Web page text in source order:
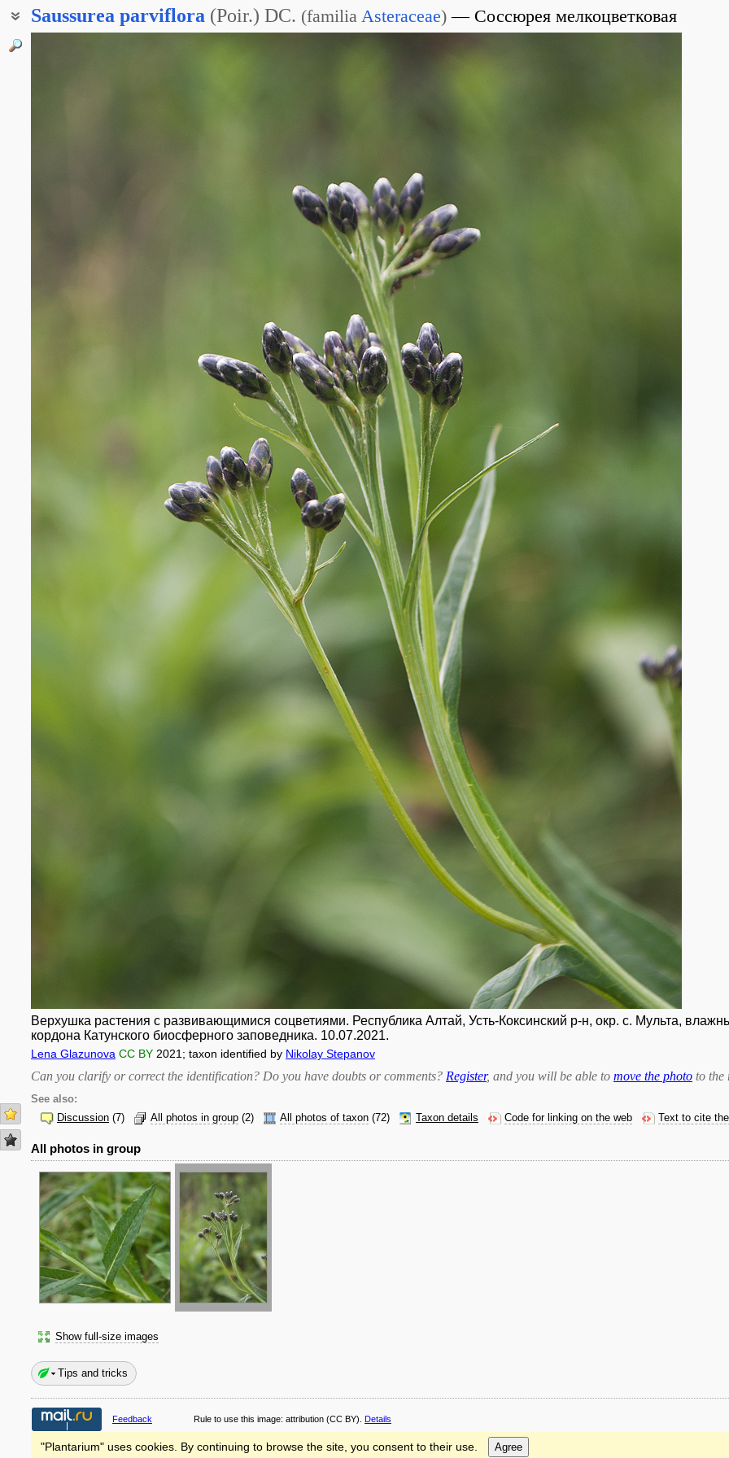
Saussurea parviflora (Poir.) DC. (familia Asteraceae) Соссюрея мелкоцветковая
Верхушка растения с развивающимися соцветиями. Республика Алтай, Усть-Коксинский р-н, окр. с. Мульта,
кордона Катунского биосферного заповедника. 10.07.2021.
Lena Glazunova CC BY 2021 ; taxon identified by Nikolay Stepanov
Can you clarify or correct the identification? Do you have doubts or comments? Register, and you will be able to move the photo to the
See also:
Discussion (7) All photos in group (2) All photos of taxon (72) Taxon details Code for linking on the web Text to cite
All photos in group
Show full-size images
Tips and tricks
Feedback Rule to use this image: attribution (CC BY). Details
"Plantarium" uses cookies. By continuing to browse the site, you consent to their use. Agree